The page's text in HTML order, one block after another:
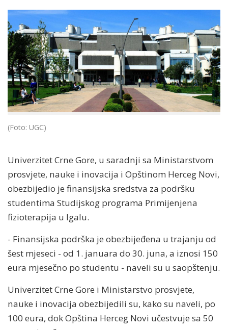
(Foto: UGC)
Univerzitet Crne Gore, u saradnji sa Ministarstvom
prosvjete, nauke i inovacija i Opštinom Herceg Novi,
obezbijedio je finansijska sredstva za podršku
studentima Studijskog programa Primijenjena
fizioterapija u Igalu.
- Finansijska podrška je obezbijeđena u trajanju od
šest mjeseci - od 1. januara do 30. juna, a iznosi 150
eura mjesečno po studentu - naveli su u saopštenju.
Univerzitet Crne Gore i Ministarstvo prosvjete,
nauke i inovacija obezbijedili su, kako su naveli, po
100 eura, dok Opština Herceg Novi učestvuje sa 50